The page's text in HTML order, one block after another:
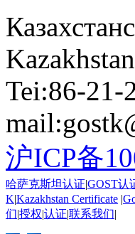
Tei:86-21-
沪ICP备
哈萨克斯坦认证|GOST认
K|Kazakhstan Certificate |
们|授权|认证|联系我们|